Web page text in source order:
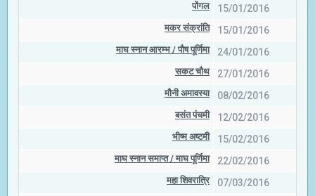
पोंगल 15/01/2016
मकर संक्रांति 15/01/2016
माघ स्नान आरम्भ / पौष पूर्णिमा 24/01/2016
सकट चौथ 27/01/2016
मौनी अमावस्या 08/02/2016
बसंत पंचमी 12/02/2016
भीष्म अष्टमी 15/02/2016
माघ स्नान समाप्त / माघ पूर्णिमा 22/02/2016
महा शिवरात्रि 07/03/2016